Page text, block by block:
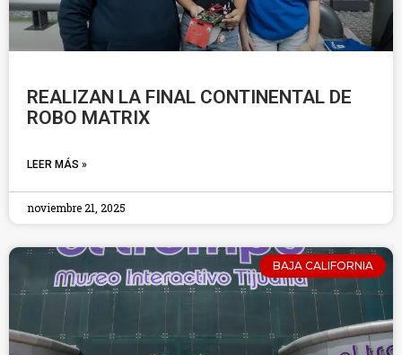
REALIZAN LA FINAL CONTINENTAL DE
ROBO MATRIX
LEER MÁS »
noviembre 21, 2025
BAJA CALIFORNIA